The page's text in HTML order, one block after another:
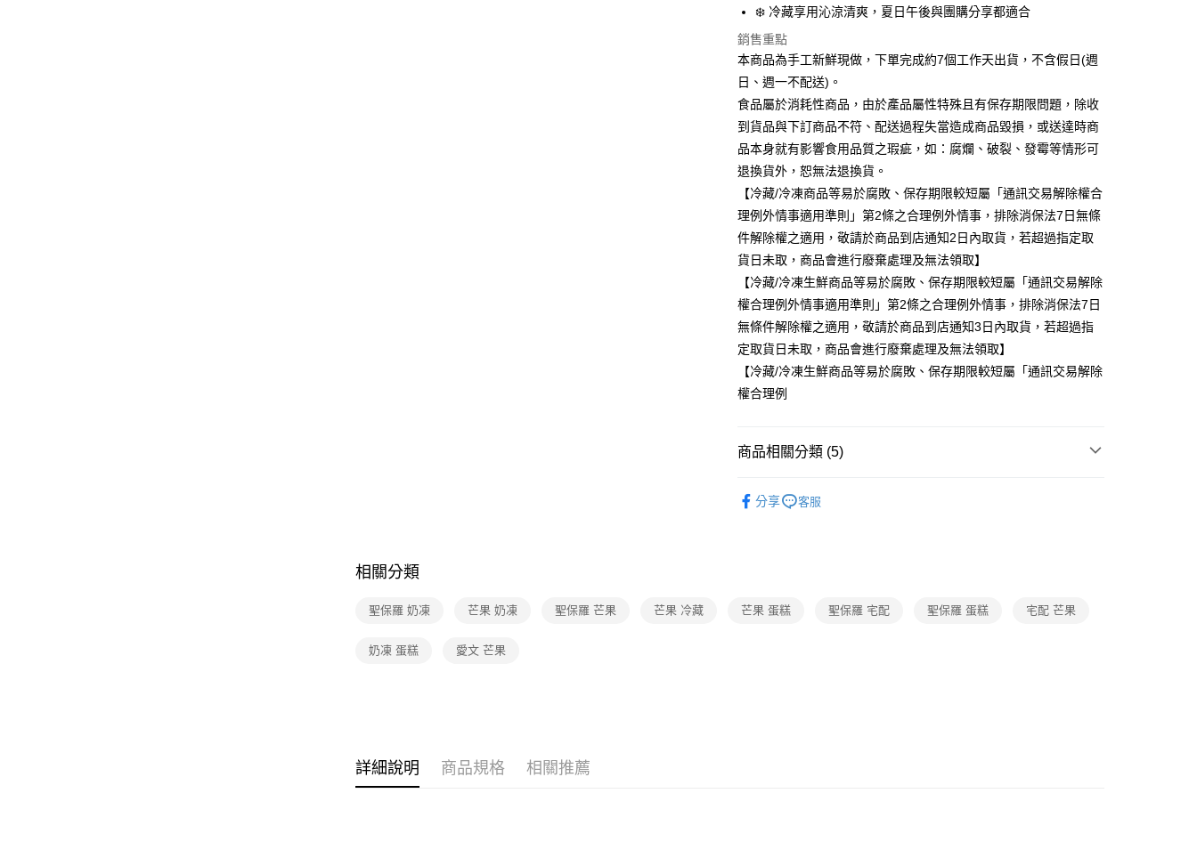
❄️ 冷藏享用沁涼清爽，夏日午後與團購分享都適合
銷售重點
本商品為手工新鮮現做，下單完成約7個工作天出貨，不含假日(週
日、週一不配送)。
食品屬於消耗性商品，由於產品屬性特殊且有保存期限問題，除收
到貨品與下訂商品不符、配送過程失當造成商品毀損，或送達時商
品本身就有影響食用品質之瑕疵，如：腐爛、破裂、發霉等情形可
退換貨外，恕無法退換貨。
【冷藏/冷凍商品等易於腐敗、保存期限較短屬「通訊交易解除權合
理例外情事適用準則」第2條之合理例外情事，排除消保法7日無條
件解除權之適用，敬請於商品到店通知2日內取貨，若超過指定取
貨日未取，商品會進行廢棄處理及無法領取】
【冷藏/冷凍生鮮商品等易於腐敗、保存期限較短屬「通訊交易解除
權合理例外情事適用準則」第2條之合理例外情事，排除消保法7日
無條件解除權之適用，敬請於商品到店通知3日內取貨，若超過指
定取貨日未取，商品會進行廢棄處理及無法領取】
【冷藏/冷凍生鮮商品等易於腐敗、保存期限較短屬「通訊交易解除
權合理例
商品相關分類 (5)
❚本月主打 月圓好食光 禮月中秋-月餅/水果禮盒
分享 客服
相關分類
聖保羅 奶凍 芒果 奶凍 聖保羅 芒果 芒果 冷藏 芒果 蛋糕 聖保羅 宅配 聖保羅 蛋糕 宅配 芒果
奶凍 蛋糕 愛文 芒果
詳細說明 商品規格 相關推薦